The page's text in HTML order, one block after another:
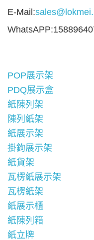
E-Mail:
POP展示架
PDQ展示盒
紙陳列架
陳列紙架
紙展示架
掛鉤展示架
紙貨架
瓦楞紙展示架
瓦楞紙架
紙展示櫃
紙陳列箱
紙立牌